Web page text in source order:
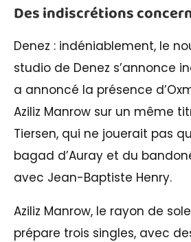
Des indiscrétions
Denez : indéniablement, le
studio de Denez s’annonce
a annoncé la présence
Aziliz Manrow sur un même
Tiersen, qui ne jouerait pas
bagad d’Auray et du
avec Jean-Baptiste Henry.
Aziliz Manrow, le rayon de
prépare trois singles, avec